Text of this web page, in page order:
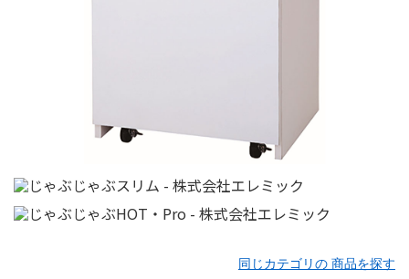
同じカテゴリの 商品を探す